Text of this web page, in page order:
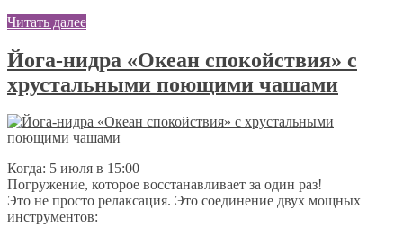
Читать далее
Йога-нидра «Океан спокойствия» с
хрустальными поющими чашами
Когда: 5 июля в 15:00
Погружение, которое восстанавливает за один раз!
Это не просто релаксация. Это соединение двух мощных
инструментов: